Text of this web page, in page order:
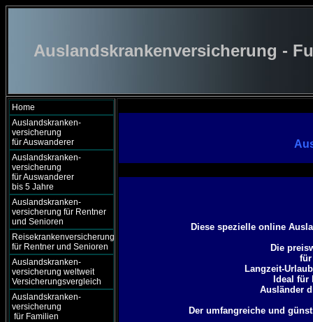
Auslandskrankenversicherung -
Home
Auslandskranken-
versicherung
für Auswanderer
Auslandskranken-
versicherung
für Auswanderer
bis 5 Jahre
Auslandskranken-
versicherung für Rentner
und Senioren
Reisekrankenversicherung
für Rentner und Senioren
Auslandskranken-
versicherung weltweit
Versicherungsvergleich
Auslandskranken-
versicherung
für Familien
Diese spezielle online
Die
für
Langzeit-
Ideal
Ausländer
Der umfangreiche und